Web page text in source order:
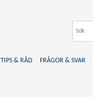
TIPS & RÅD FRÅGOR & SVAR